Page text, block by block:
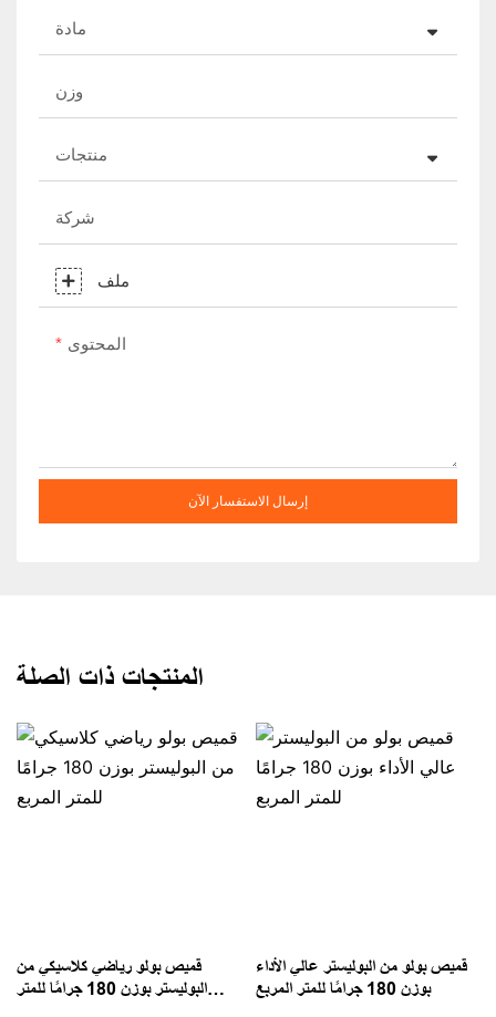
مادة
وزن
منتجات
شركة
ملف
المحتوى
إرسال الاستفسار الآن
المنتجات ذات الصلة
قميص بولو رياضي كلاسيكي من
البوليستر بوزن 180 جرامًا للمتر
قميص بولو من البوليستر عالي الأداء
بوزن 180 جرامًا للمتر المربع